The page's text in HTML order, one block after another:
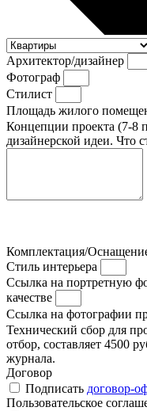
Архитектор/дизайнер
Фотограф
Стилист
Площадь жилого
Концепции проекта (7-8
дизайнерской идеи. Что
Комплектация/
Стиль интерьера
Ссылка на портретную
качестве
Ссылка на фотографии
Технический сбор для
отбор, составляет 4500
журнала.
Договор
Подписать договор-
Пользовательское